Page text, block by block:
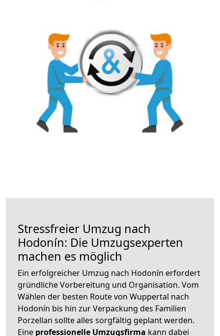
Stressfreier Umzug nach
Hodonín: Die Umzugsexperten
machen es möglich
Ein erfolgreicher Umzug nach Hodonín erfordert
gründliche Vorbereitung und Organisation. Vom
Wählen der besten Route von Wuppertal nach
Hodonín bis hin zur Verpackung des Familien
Porzellan sollte alles sorgfältig geplant werden.
Eine professionelle Umzugsfirma kann dabei